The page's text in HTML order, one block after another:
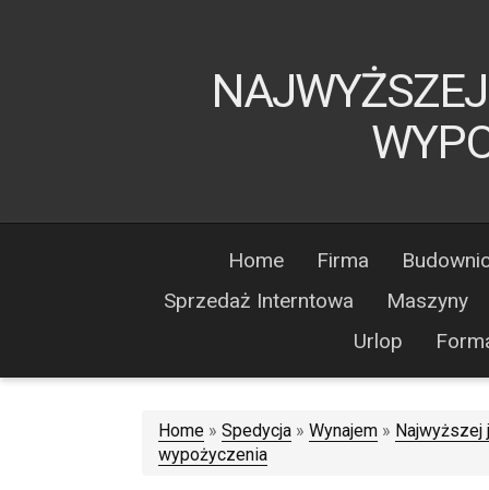
Home Firma
Sprzedaż Interntowa
Maszyny
Urlop
Home » Spedycja » Wynajem » Najwyższej
wypożyczenia